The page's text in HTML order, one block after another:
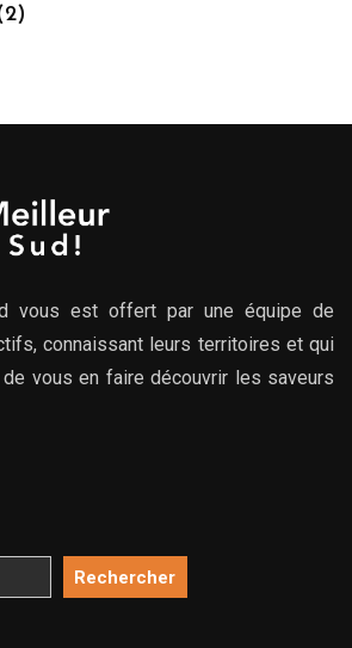
vous est offert par une équipe de
connaissant leurs territoires et qui
vous en faire découvrir les saveurs
Rechercher